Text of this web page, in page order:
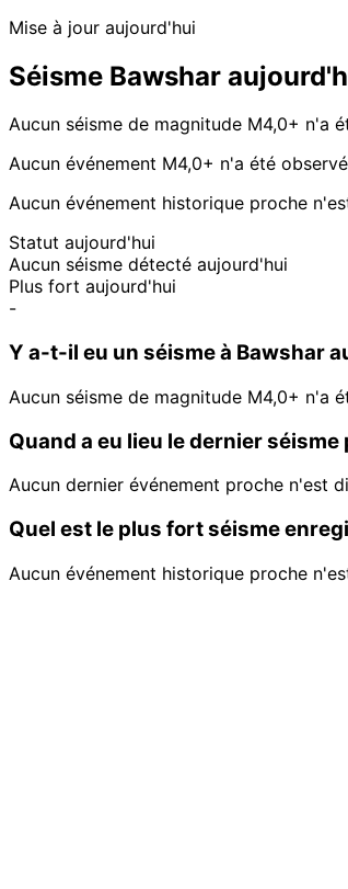
Mise à jour aujourd'hui
Séisme Bawshar
Aucun séisme de magnitude M4,0+ n'a
Aucun événement M4,0+ n'a été
Aucun événement historique proche
Statut aujourd'hui
Aucun séisme détecté aujourd'hui
Plus fort aujourd'hui
-
Y a-t-il eu un séisme à Bawshar
Aucun séisme de magnitude M4,0+ n'a
Quand a eu lieu le dernier séisme
Aucun dernier événement proche n'est
Quel est le plus fort séisme
Aucun événement historique proche